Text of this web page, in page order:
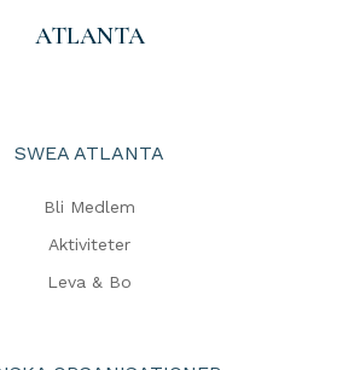
ATLANTA
SWEA ATLANTA
Bli Medlem
Aktiviteter
Leva & Bo